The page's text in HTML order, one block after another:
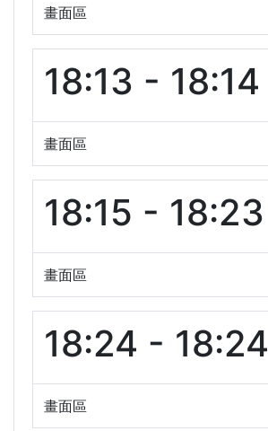
畫面區
18:13 - 18:14
畫面區
18:15 - 18:23
畫面區
18:24 - 18:24
畫面區